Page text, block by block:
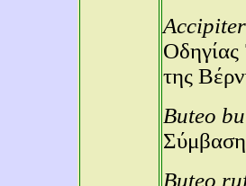
της
Buteo
Buteo